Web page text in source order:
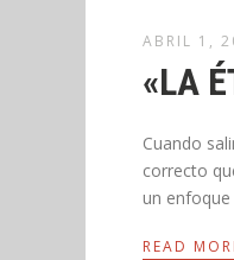
ABRIL 1,
«LA
Cuando
correcto
un
READ